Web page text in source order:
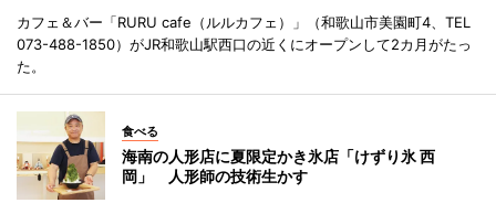
カフェ＆バー「RURU cafe（ルルカフェ）」（和歌山市美園町4、TEL
073-488-1850）がJR和歌山駅西口の近くにオープンして2カ月がたっ
た。
食べる
海南の人形店に夏限定かき氷店「けずり氷 西
岡」 人形師の技術生かす